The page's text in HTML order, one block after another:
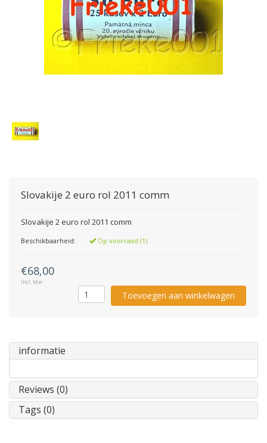
Slovakije 2 euro rol 2011 comm
Slovakije 2 euro rol 2011 comm
Beschikbaarheid: Op voorraad (1)
€68,00
Incl. btw
Toevoegen aan winkelwagen
informatie
Reviews (0)
Tags (0)